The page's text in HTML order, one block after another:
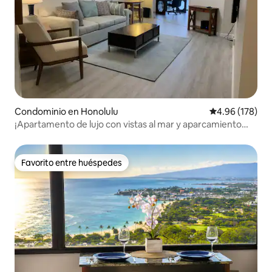
Condominio en Honolulu Calificación
4.96 (178)
¡Apartamento de lujo con vistas al mar y aparcamiento
Favorito entre huéspedes
Favorito entre huéspedes